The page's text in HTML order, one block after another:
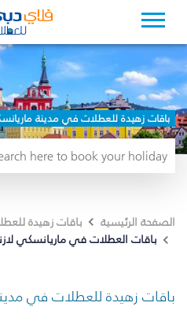
باقات زهيدة للعطلات في مدينة
الصفحة الرئيسية باقات زهيدة
باقات العطلات في ماريانسكي
باقات زهيدة للعطلات في